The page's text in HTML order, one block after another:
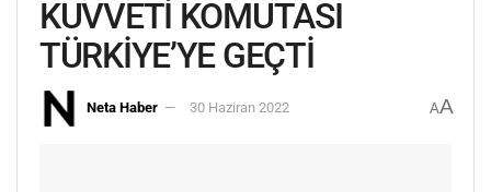
KUVVETİ KOMUTASI
TÜRKİYE’YE GEÇTİ
Neta Haber 30 Haziran 2022 AA